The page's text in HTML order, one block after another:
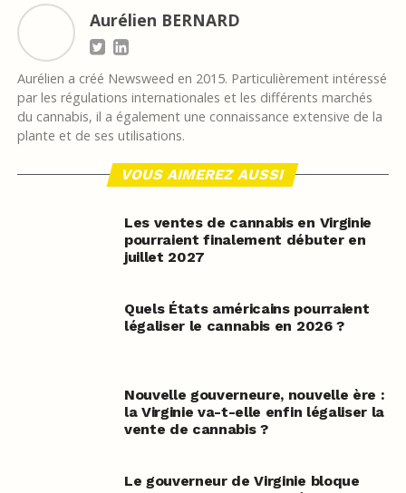
Aurélien BERNARD
Aurélien a créé Newsweed en 2015. Particulièrement intéressé
par les régulations internationales et les différents marchés
du cannabis, il a également une connaissance extensive de la
plante et de ses utilisations.
VOUS AIMEREZ AUSSI
Les ventes de cannabis en Virginie
pourraient finalement débuter en
juillet 2027
Quels États américains pourraient
légaliser le cannabis en 2026 ?
Nouvelle gouverneure, nouvelle ère :
la Virginie va-t-elle enfin légaliser la
vente de cannabis ?
Le gouverneur de Virginie bloque